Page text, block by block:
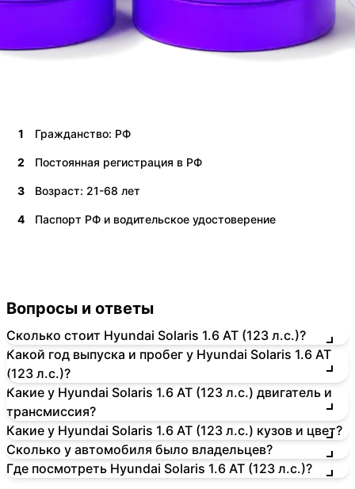
1 Гражданство: РФ
2 Постоянная регистрация в РФ
3 Возраст: 21-68 лет
4 Паспорт РФ и водительское удостоверение
Вопросы и ответы
Сколько стоит Hyundai Solaris 1.6 AT (123 л.с.)?
Какой год выпуска и пробег у Hyundai Solaris 1.6 AT
(123 л.с.)?
Какие у Hyundai Solaris 1.6 AT (123 л.с.) двигатель и
трансмиссия?
Какие у Hyundai Solaris 1.6 AT (123 л.с.) кузов и цвет?
Сколько у автомобиля было владельцев?
Где посмотреть Hyundai Solaris 1.6 AT (123 л.с.)?